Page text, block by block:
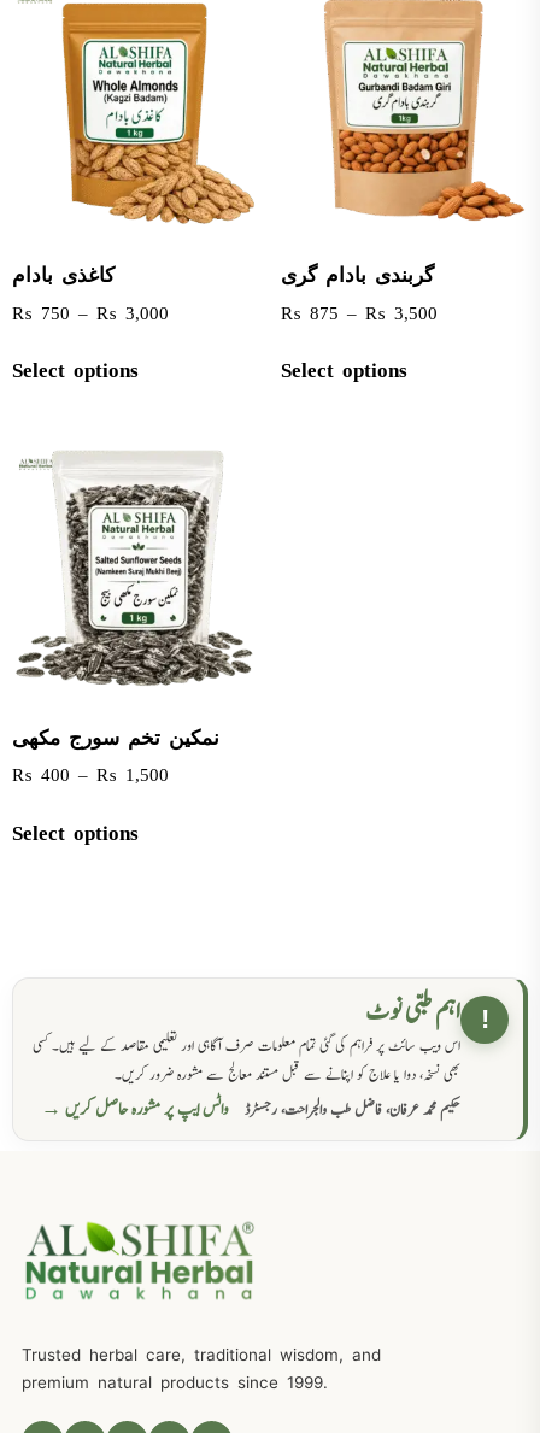
کاغذی بادام
₨ 750 – ₨ 3,000
Select options
گربندی بادام گری
₨ 875 – ₨ 3,500
Select options
نمکین تخم سورج مکھی
₨ 400 – ₨ 1,500
Select options
! اہم طبی نوٹ
اس ویب سائٹ پر فراہم کی گئی تمام معلومات صرف آگاہی اور تعلیمی مقاصد کے لیے ہیں۔ کسی
بھی نسخہ، دوا یا علاج کو اپنانے سے قبل مستند معالج سے مشورہ ضرور کریں۔
حکیم محمد عرفان، فاضل طب والجراحت، رجسٹرڈ
واٹس ایپ پر مشورہ حاصل کریں →
Trusted herbal care, traditional wisdom, and
premium natural products since 1999.